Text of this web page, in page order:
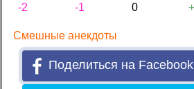
-2 -1 0
Смешные анекдоты
Поделиться на Facebook